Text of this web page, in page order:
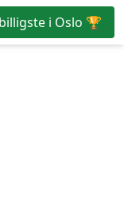
i Oslo 🏆